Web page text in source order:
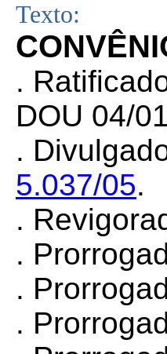
Texto:
.
DOU 04/
.
5.037/05.
.
.
.
.